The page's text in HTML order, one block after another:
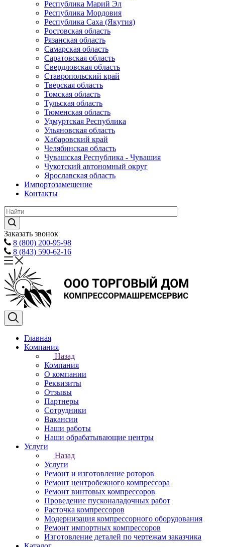
Республика Марий Эл
Республика Мордовия
Республика Саха (Якутия)
Ростовская область
Рязанская область
Самарская область
Саратовская область
Свердловская область
Ставропольский край
Тверская область
Томская область
Тульская область
Тюменская область
Удмуртская Республика
Ульяновская область
Хабаровский край
Челябинская область
Чувашская Республика - Чувашия
Чукотский автономный округ
Ярославская область
Импортозамещение
Контакты
Заказать звонок
8 (800) 200-95-98
8 (843) 590-62-16
Главная
Компания
Назад
Компания
О компании
Реквизиты
Отзывы
Партнеры
Сотрудники
Вакансии
Наши работы
Наши обрабатывающие центры
Услуги
Назад
Услуги
Ремонт и изготовление роторов
Ремонт центробежного компрессора
Ремонт винтовых компрессоров
Проведение пусконаладочных работ
Расточка компрессоров
Модернизация компрессорного оборудования
Ремонт импортных компрессоров
Изготовление деталей по чертежам заказчика